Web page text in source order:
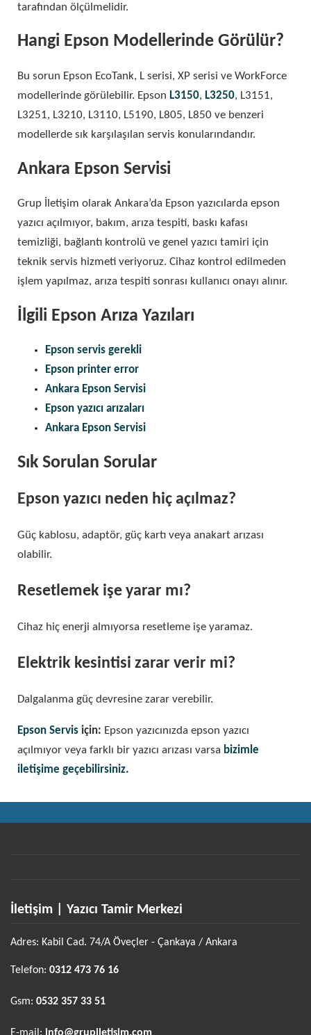
tarafından ölçülmelidir.
Hangi Epson Modellerinde Görülür?
Bu sorun Epson EcoTank, L serisi, XP serisi ve WorkForce
modellerinde görülebilir. Epson L3150, L3250, L3151,
L3251, L3210, L3110, L5190, L805, L850 ve benzeri
modellerde sık karşılaşılan servis konularındandır.
Ankara Epson Servisi
Grup İletişim olarak Ankara’da Epson yazıcılarda epson
yazıcı açılmıyor, bakım, arıza tespiti, baskı kafası
temizliği, bağlantı kontrolü ve genel yazıcı tamiri için
teknik servis hizmeti veriyoruz. Cihaz kontrol edilmeden
işlem yapılmaz, arıza tespiti sonrası kullanıcı onayı alınır.
İlgili Epson Arıza Yazıları
Epson servis gerekli
Epson printer error
Ankara Epson Servisi
Epson yazıcı arızaları
Ankara Epson Servisi
Sık Sorulan Sorular
Epson yazıcı neden hiç açılmaz?
Güç kablosu, adaptör, güç kartı veya anakart arızası
olabilir.
Resetlemek işe yarar mı?
Cihaz hiç enerji almıyorsa resetleme işe yaramaz.
Elektrik kesintisi zarar verir mi?
Dalgalanma güç devresine zarar verebilir.
Epson Servis için: Epson yazıcınızda epson yazıcı
açılmıyor veya farklı bir yazıcı arızası varsa bizimle
iletişime geçebilirsiniz.
İletişim | Yazıcı Tamir Merkezi
Adres: Kabil Cad. 74/A Öveçler - Çankaya / Ankara
Telefon: 0312 473 76 16
Gsm: 0532 357 33 51